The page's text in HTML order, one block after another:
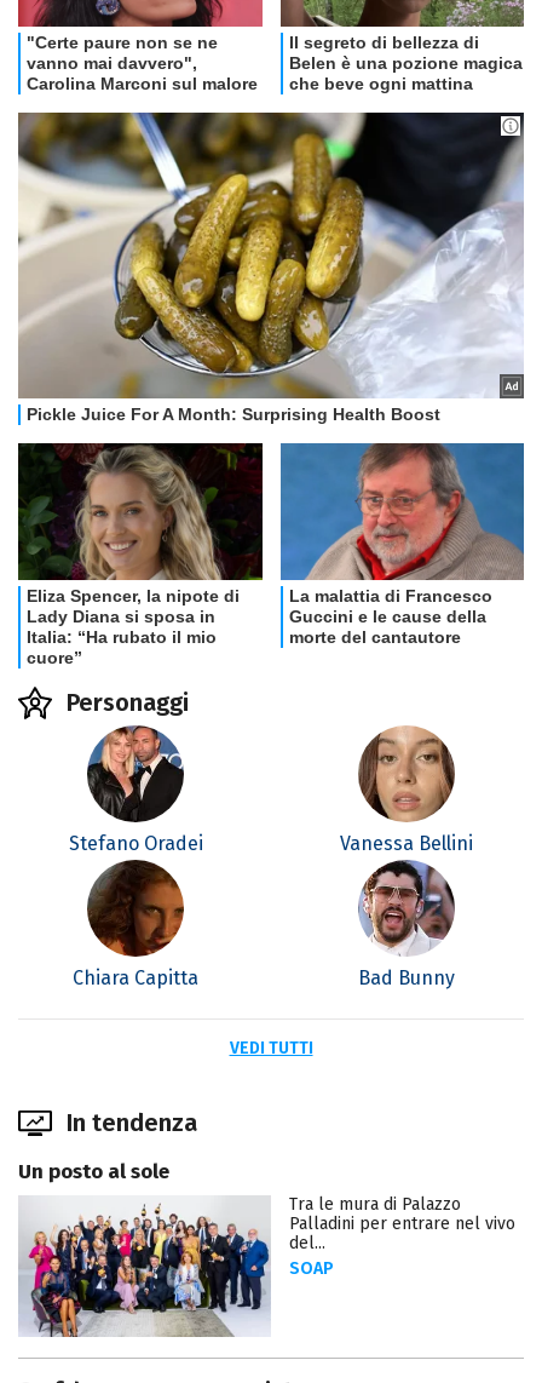
Personaggi
Stefano Oradei Vanessa Bellini
Chiara Capitta Bad Bunny
VEDI TUTTI
In tendenza
Un posto al sole
Tra le mura di Palazzo
Palladini per entrare nel vivo
del...
SOAP